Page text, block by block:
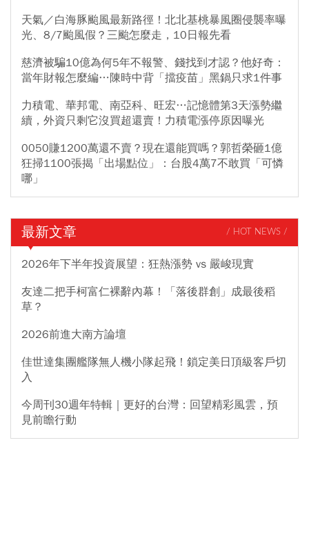
天氣／白海豚颱風最新路徑！北北基桃暴風圈侵襲率曝
光、8/7颱風假？三颱怎麼走，10日報先看
慈濟被騙10億為何5年不報警、錢找到才認？他好奇：
當年財報怎麼編…陳時中背「擋疫苗」黑鍋只求1件事
力積電、華邦電、南亞科、旺宏…記憶體第3天漲勢繼
續，外資只剩它沒買超還賣！力積電漲停原因曝光
0050賺1200萬還不賣？現在還能買嗎？郭哲榮砸1億
狂掃1100張揭「出場點位」：台股4萬7不敢買「可憐
哪」
最新文章 / HOT NEWS /
2026年下半年投資展望：狂熱漲勢 vs 嚴峻現實
友達二把手柯富仁裸辭內幕！「落後群創」成最後稻
草？
2026前進大南方論壇
佳世達集團艦隊無人機小隊起飛！鎖定美日頂級客戶切
入
今周刊30週年特輯｜更好的台灣：回望精彩風雲，預
見前瞻行動